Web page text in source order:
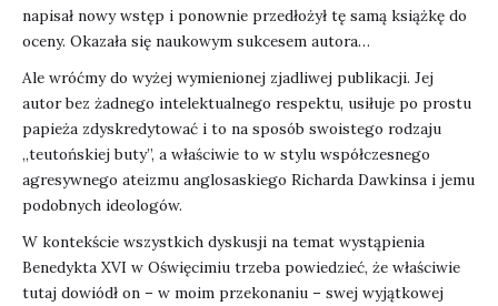
napisał nowy wstęp i ponownie przedłożył tę samą książkę do
oceny. Okazała się naukowym sukcesem autora…
Ale wróćmy do wyżej wymienionej zjadliwej publikacji. Jej
autor bez żadnego intelektualnego respektu, usiłuje po prostu
papieża zdyskredytować i to na sposób swoistego rodzaju
„teutońskiej buty”, a właściwie to w stylu współczesnego
agresywnego ateizmu anglosaskiego Richarda Dawkinsa i jemu
podobnych ideologów.
W kontekście wszystkich dyskusji na temat wystąpienia
Benedykta XVI w Oświęcimiu trzeba powiedzieć, że właściwie
tutaj dowiódł on – w moim przekonaniu – swej wyjątkowej